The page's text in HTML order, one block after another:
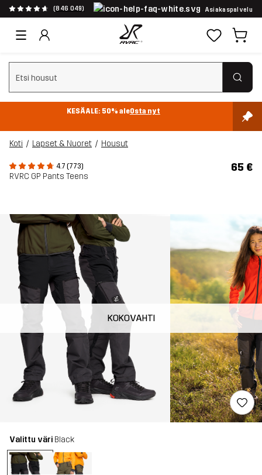
(846 049) Asiakaspalvelu
Tyhjennä haku
KESÄALE: 50% aleOsta nyt
Koti Lapset & Nuoret Housut
4.7 (773)
RVRC GP Pants Teens
65 €
KOKOVAHTI
Valittu väri Black